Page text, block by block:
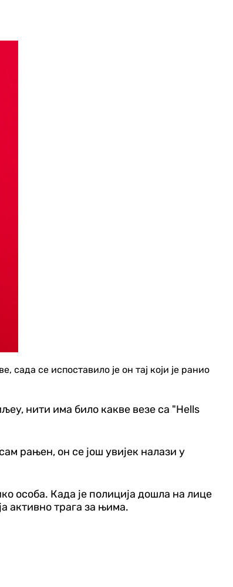
се испоставило је он тај који је ранио
нити има било какве везе са "Hells
рањен, он се још увијек налази у
особа. Када је полиција дошла на лице
активно трага за њима.